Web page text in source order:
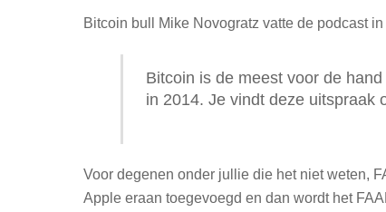
Bitcoin bull Mike Novogratz vatte de podcast
Bitcoin is de meest voor de
in 2014. Je vindt deze uitspraak
Voor degenen onder jullie die het niet weten,
Apple eraan toegevoegd en dan wordt het